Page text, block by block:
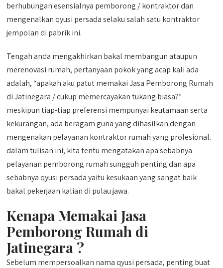
berhubungan esensialnya pemborong / kontraktor dan
mengenalkan qyusi persada selaku salah satu kontraktor
jempolan di pabrik ini.
Tengah anda mengakhirkan bakal membangun ataupun
merenovasi rumah, pertanyaan pokok yang acap kali ada
adalah, “apakah aku patut memakai Jasa Pemborong Rumah
di Jatinegara / cukup memercayakan tukang biasa?”
meskipun tiap-tiap preferensi mempunyai keutamaan serta
kekurangan, ada beragam guna yang dihasilkan dengan
mengenakan pelayanan kontraktor rumah yang profesional.
dalam tulisan ini, kita tentu mengatakan apa sebabnya
pelayanan pemborong rumah sungguh penting dan apa
sebabnya qyusi persada yaitu kesukaan yang sangat baik
bakal pekerjaan kalian di pulau jawa.
Kenapa Memakai Jasa
Pemborong Rumah di
Jatinegara ?
Sebelum mempersoalkan nama qyusi persada, penting buat